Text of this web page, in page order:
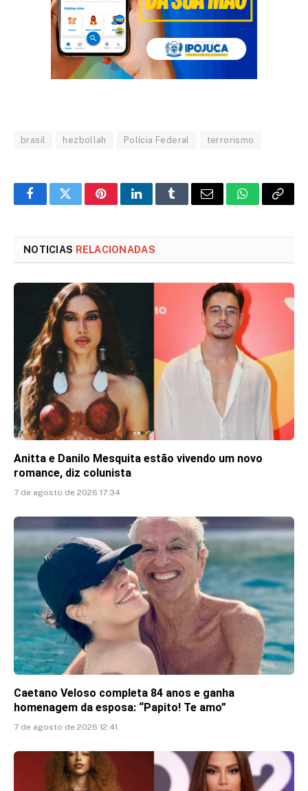
brasil hezbollah Polícia Federal terrorismo
FacebookTwitterPinterestLinkedInTumblrEmail WhatsApp
Copy
NOTICIAS RELACIONADAS
Anitta e Danilo Mesquita estão vivendo um novo
romance, diz colunista
7 de agosto de 2026 17:34
Caetano Veloso completa 84 anos e ganha
homenagem da esposa: “Papito! Te amo”
7 de agosto de 2026 12:41